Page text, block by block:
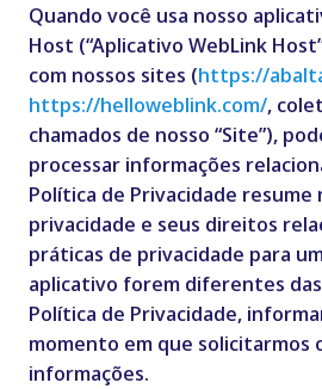
Quando você usa nosso
Host (“Aplicativo WebLink
com nossos sites (https://
https://helloweblink.com/,
chamados de nosso “Site”),
processar informações
Política de Privacidade resume
privacidade e seus direitos
práticas de privacidade para
aplicativo forem diferentes
Política de Privacidade,
momento em que solicitarmos
informações.